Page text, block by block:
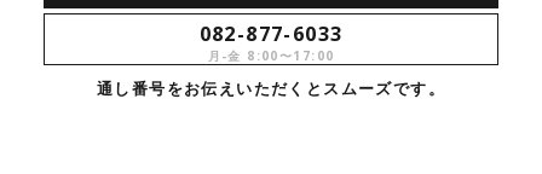
082-877-6033
月-金 8:00〜17:00
通し番号をお伝えいただくとスムーズです。